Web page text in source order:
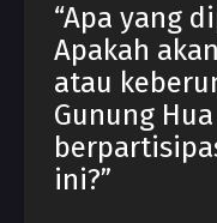
“Apa yang
Apakah
atau
Gunung
ini?”